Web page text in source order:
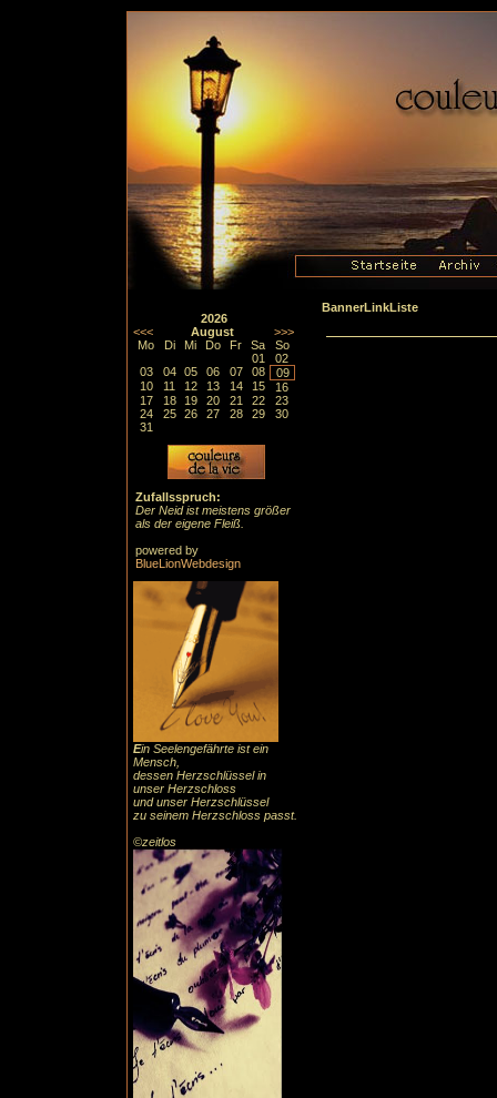
2026
<<<
August
>>>
Mo
Di Mi Do Fr Sa
So
01
02
03
04 05 06 07 08
09
10
11 12 13 14 15
16
17
18 19 20 21 22
23
24
25 26 27 28 29
30
31
Zufallsspruch:
Der Neid ist meistens größer
als der eigene Fleiß.
powered by
BlueLionWebdesign
Ein Seelengefährte ist ein
Mensch,
dessen Herzschlüssel in
unser Herzschloss
und unser Herzschlüssel
zu seinem Herzschloss passt.
©zeitlos
BannerLinkListe